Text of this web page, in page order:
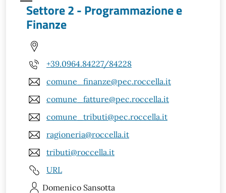
Settore 2 - Programmazione e
Finanze
+39.0964.84227/84228
comune_finanze@pec.roccella.it
comune_fatture@pec.roccella.it
comune_tributi@pec.roccella.it
ragioneria@roccella.it
tributi@roccella.it
URL
Domenico Sansotta